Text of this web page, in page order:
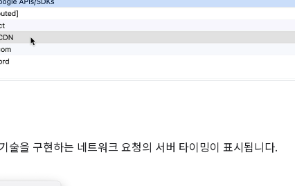
술을 구현하는 네트워크 요청의 서버 타이밍이 표시됩니다.